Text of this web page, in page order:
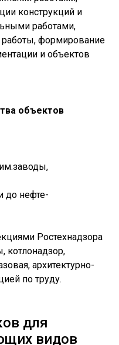
конструкций и
работами,
работы, формирование
и объектов
объектов
до нефте-
Ростехнадзора
котлонадзор,
архитектурно-
по труду.
для
видов